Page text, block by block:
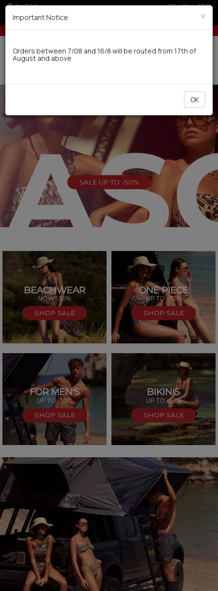
SHOPS GR|EN|SRB
Up to 6 interest-free installments with credit cards for orders over 100€
Delivery in 7-9 working days via UPS
SALE UP TO -50%
BEACHWEAR
NOW -30%
SHOP SALE
ONE PIECE
UP TO -50%
SHOP SALE
FOR MEN'S
UP TO -50%
SHOP SALE
BIKINIS
UP TO -50%
SHOP SALE
×
Important Notice
Orders between 7/08 and 16/8 will be routed from 17th of
August and above
OK